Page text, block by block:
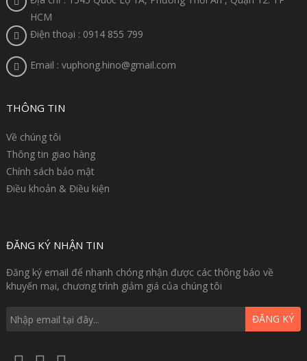
HCM
Điện thoại : 0914 855 799
Email : vuphong.hino@gmail.com
THÔNG TIN
Về chúng tôi
Thông tin giao hàng
Chính sách bảo mật
Điều khoản & Điều kiện
ĐĂNG KÝ NHẬN TIN
Đăng ký email để nhanh chóng nhận được các thông báo về
khuyến mại, chương trình giảm giá của chúng tôi
ĐĂNG KÝ